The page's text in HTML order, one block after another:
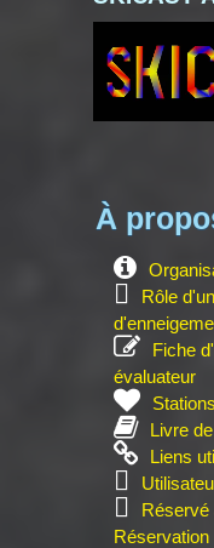
À
Rôle
Fiche
évaluateur
Livre
Liens
Réservé
Réservation